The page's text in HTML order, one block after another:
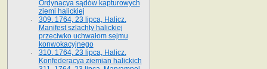
Ordynacya sądów kapturowych
ziemi halickiej
309. 1764, 23 lipca, Halicz.
Manifest szlachty halickiej
przeciwko uchwałom sejmu
konwokacyjnego
310. 1764, 23 lipca, Halicz.
Konfederacya ziemian halickich